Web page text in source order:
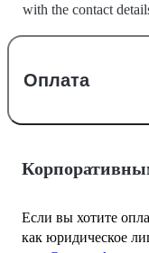
with the contact
Оплата
Если вы хотите
как юридическое